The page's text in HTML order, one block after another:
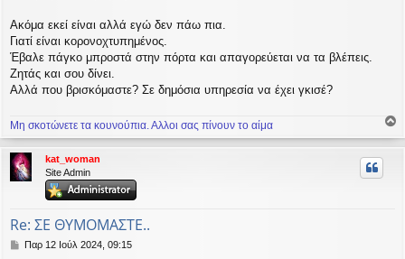
Ακόμα εκεί είναι αλλά εγώ δεν πάω πια.
Γιατί είναι κορονοχτυπημένος.
Έβαλε πάγκο μπροστά στην πόρτα και απαγορεύεται να τα βλέπεις.
Ζητάς και σου δίνει.
Αλλά που βρισκόμαστε? Σε δημόσια υπηρεσία να έχει γκισέ?
Μη σκοτώνετε τα κουνούπια. Αλλοι σας πίνουν το αίμα
ο
ρ
kat_woman
Site Admin
Re: ΣΕ ΘΥΜΟΜΑΣΤΕ..
ΔΠαρ 12 Ιούλ 2024, 09:15